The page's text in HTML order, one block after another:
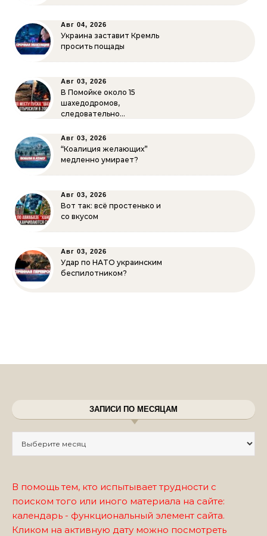
Авг 04, 2026
Украина заставит Кремль
просить пощады
Авг 03, 2026
В Помойке около 15
шахедодромов,
следовательно…
Авг 03, 2026
“Коалиция желающих”
медленно умирает?
Авг 03, 2026
Вот так: всё простенько и
со вкусом
Авг 03, 2026
Удар по НАТО украинским
беспилотником?
ЗАПИСИ ПО МЕСЯЦАМ
В помощь тем, кто испытывает трудности с
поиском того или иного материала на сайте:
календарь - функциональный элемент сайта.
Кликом на активную дату можно посмотреть